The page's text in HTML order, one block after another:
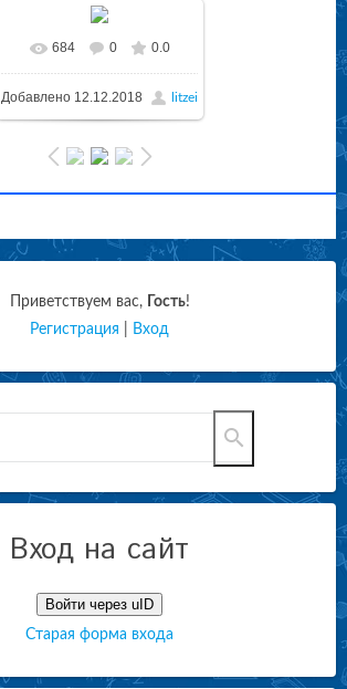
684 0 0.0
Добавлено 12.12.2018 litzei
Приветствуем вас, Гость!
Регистрация
Вход
Вход на сайт
Войти через uID
Старая форма входа